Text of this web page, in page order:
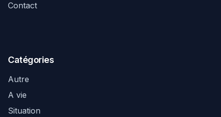
Contact
Catégories
Autre
A vie
Situation